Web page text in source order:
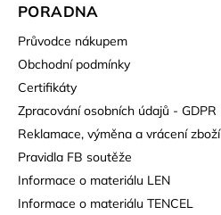
PORADNA
Průvodce nákupem
Obchodní podmínky
Certifikáty
Zpracování osobních údajů - GDPR
Reklamace, výměna a vrácení zboží
Pravidla FB soutěže
Informace o materiálu LEN
Informace o materiálu TENCEL